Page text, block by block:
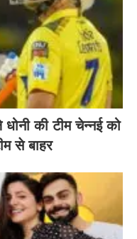
की टीम चेन्नई को
से बाहर